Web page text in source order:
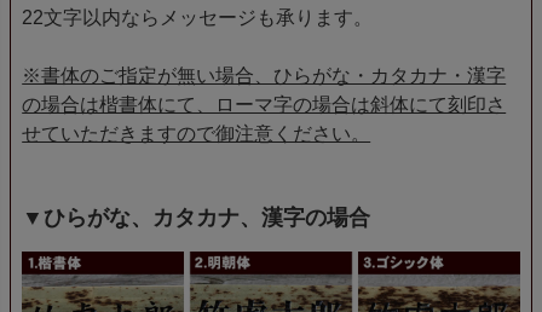
22文字以内ならメッセージも承ります。
※書体のご指定が無い場合、ひらがな・カタカナ・漢字
の場合は楷書体にて、ローマ字の場合は斜体にて刻印さ
せていただきますので御注意ください。
▼ひらがな、カタカナ、漢字の場合